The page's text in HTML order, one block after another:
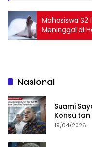
Mahasiswa S2
Meninggal di
Nasional
Suami
Konsultan
Tahun
19/04/2026